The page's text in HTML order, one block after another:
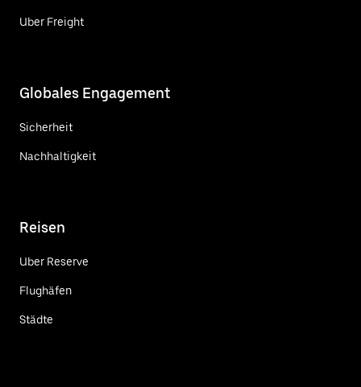
Uber Freight
Globales Engagement
Sicherheit
Nachhaltigkeit
Reisen
Uber Reserve
Flughäfen
Städte